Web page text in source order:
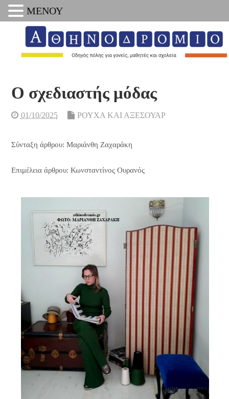
Ο σχεδιαστής μόδας
01/10/2025 ΡΟΥΧΑ ΚΑΙ ΑΞΕΣΟΥΑΡ
Σύνταξη άρθρου: Μαριάνθη Ζαχαράκη
Επιμέλεια άρθρου: Κωνσταντίνος Ουρανός
ΜΕΝΟΥ